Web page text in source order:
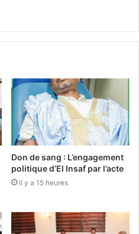
Don de sang : L’engagement
politique d’El Insaf par l’acte
il y a 15 heures